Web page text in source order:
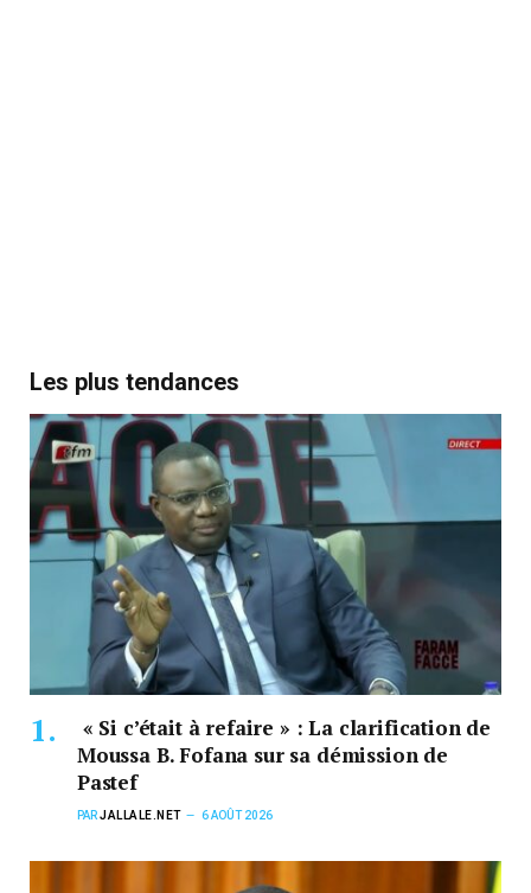
Les plus tendances
« Si c’était à refaire » : La clarification de
Moussa B. Fofana sur sa démission de
Pastef
PARJALLALE.NET 6 AOÛT 2026